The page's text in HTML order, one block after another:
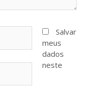
Salvar
meus
dados
neste